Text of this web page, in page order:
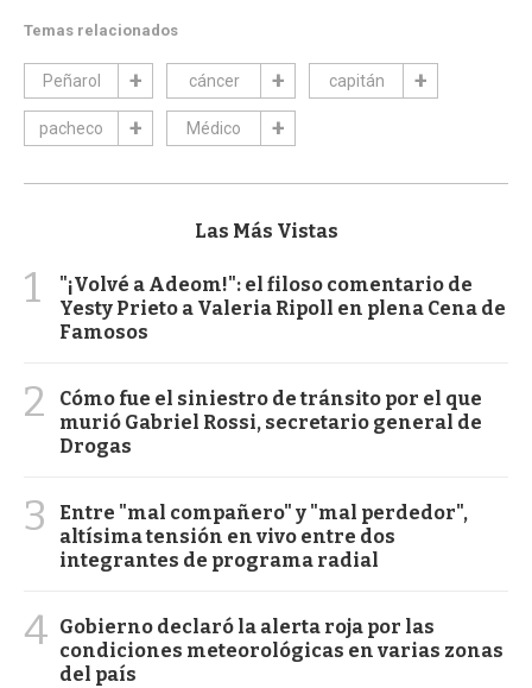
Temas relacionados
Peñarol cáncer capitán
pacheco Médico
Las Más Vistas
1
"¡Volvé a Adeom!": el filoso comentario de
Yesty Prieto a Valeria Ripoll en plena Cena de
Famosos
2
Cómo fue el siniestro de tránsito por el que
murió Gabriel Rossi, secretario general de
Drogas
3
Entre "mal compañero" y "mal perdedor",
altísima tensión en vivo entre dos
integrantes de programa radial
4 Gobierno declaró la alerta roja por las
condiciones meteorológicas en varias zonas
del país